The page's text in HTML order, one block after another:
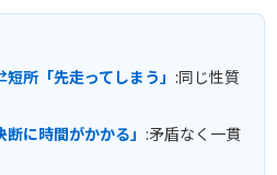
所「先走ってしまう」 :同じ性質
に時間がかかる」 :矛盾なく一貫